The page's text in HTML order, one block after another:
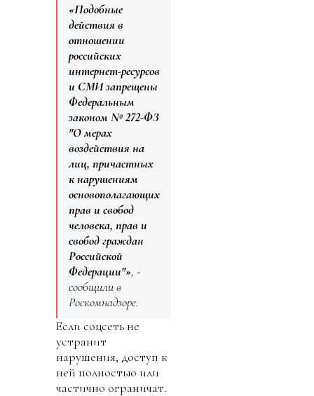
«Подобные
действия в
отношении
российских
интернет-ресурсов
и СМИ запрещены
Федеральным
законом № 272-ФЗ
"О мерах
воздействия на
лиц, причастных
к нарушениям
основополагающих
прав и свобод
человека, прав и
свобод граждан
Российской
Федерации"», -
сообщили в
Роскомнадзоре.
Если соцсеть не
устранит
нарушения, доступ к
ней полностью или
частично ограничат.